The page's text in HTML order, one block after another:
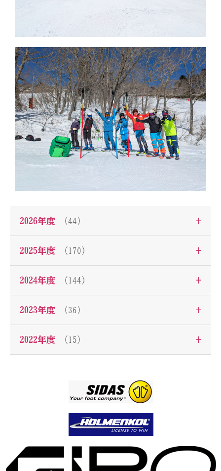
2026年度 （44） +
2025年度 （170） +
2024年度 （144） +
2023年度 （36） +
2022年度 （15） +